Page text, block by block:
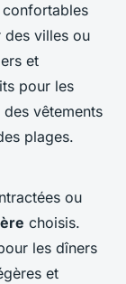
confortables
des villes ou
et
pour les
vêtements
plages.
ou
choisis.
les dîners
et